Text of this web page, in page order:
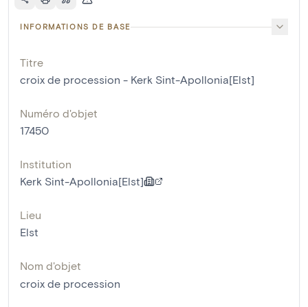
INFORMATIONS DE BASE
Titre
croix de procession - Kerk Sint-Apollonia[Elst]
Numéro d'objet
17450
Institution
Kerk Sint-Apollonia[Elst]
Lieu
Elst
Nom d'objet
croix de procession